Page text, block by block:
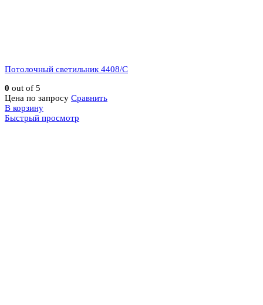
Потолочный светильник 4408/C
0 out of 5
Цена по запросу Сравнить
В корзину
Быстрый просмотр